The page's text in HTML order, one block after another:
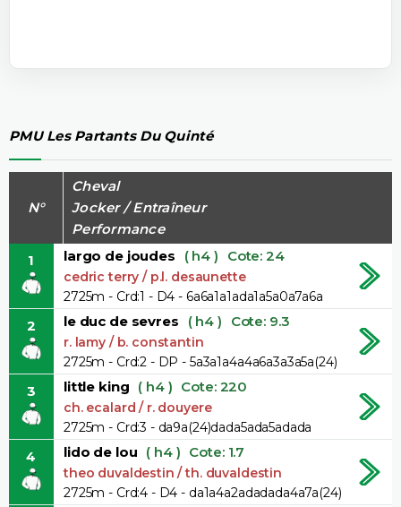
PMU Les Partants Du Quinté
N°
Cheval
Jocker / Entraîneur
Performance
1
largo de joudes ( h4 ) Cote: 24
cedric terry / p.l. desaunette
2725m - Crd:1 - D4 - 6a6a1a1ada1a5a0a7a6a
2 le duc de sevres ( h4 ) Cote: 9.3
r. lamy / b. constantin
2725m - Crd:2 - DP - 5a3a1a4a4a6a3a3a5a(24)
3 little king ( h4 ) Cote: 220
ch. ecalard / r. douyere
2725m - Crd:3 - da9a(24)dada5ada5adada
4 lido de lou ( h4 ) Cote: 1.7
theo duvaldestin / th. duvaldestin
2725m - Crd:4 - D4 - da1a4a2adadada4a7a(24)